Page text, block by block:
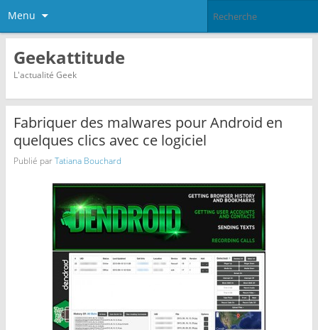
Menu
Geekattitude
L'actualité Geek
Fabriquer des malwares pour Android en
quelques clics avec ce logiciel
Publié parTatiana Bouchard